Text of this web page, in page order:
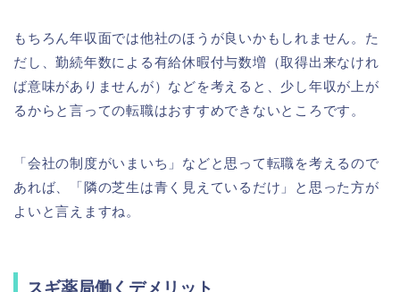
もちろん年収面では他社のほうが良いかもしれません。た
だし、勤続年数による有給休暇付与数増（取得出来なけれ
ば意味がありませんが）などを考えると、少し年収が上が
るからと言っての転職はおすすめできないところです。
「会社の制度がいまいち」などと思って転職を考えるので
あれば、「隣の芝生は青く見えているだけ」と思った方が
よいと言えますね。
スギ薬局働くデメリット